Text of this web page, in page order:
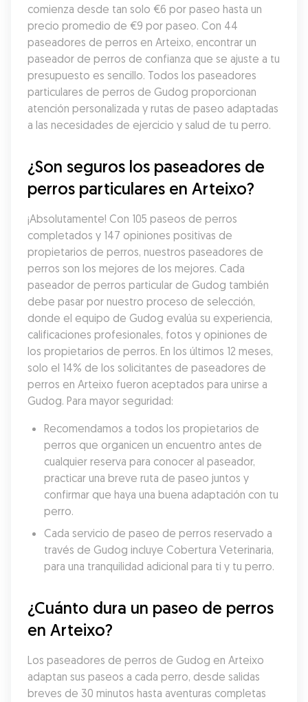
comienza desde tan solo €6 por paseo hasta un
precio promedio de €9 por paseo. Con 44
paseadores de perros en Arteixo, encontrar un
paseador de perros de confianza que se ajuste a tu
presupuesto es sencillo. Todos los paseadores
particulares de perros de Gudog proporcionan
atención personalizada y rutas de paseo adaptadas
a las necesidades de ejercicio y salud de tu perro.
¿Son seguros los paseadores de
perros particulares en Arteixo?
¡Absolutamente! Con 105 paseos de perros
completados y 147 opiniones positivas de
propietarios de perros, nuestros paseadores de
perros son los mejores de los mejores. Cada
paseador de perros particular de Gudog también
debe pasar por nuestro proceso de selección,
donde el equipo de Gudog evalúa su experiencia,
calificaciones profesionales, fotos y opiniones de
los propietarios de perros. En los últimos 12 meses,
solo el 14% de los solicitantes de paseadores de
perros en Arteixo fueron aceptados para unirse a
Gudog. Para mayor seguridad:
Recomendamos a todos los propietarios de
perros que organicen un encuentro antes de
cualquier reserva para conocer al paseador,
practicar una breve ruta de paseo juntos y
confirmar que haya una buena adaptación con tu
perro.
Cada servicio de paseo de perros reservado a
través de Gudog incluye Cobertura Veterinaria,
para una tranquilidad adicional para ti y tu perro.
¿Cuánto dura un paseo de perros
en Arteixo?
Los paseadores de perros de Gudog en Arteixo
adaptan sus paseos a cada perro, desde salidas
breves de 30 minutos hasta aventuras completas